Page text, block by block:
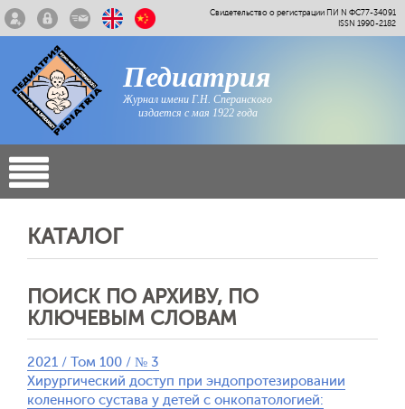
Свидетельство о регистрации ПИ N ФС77-34091
ISSN 1990-2182
Педиатрия
Журнал имени Г.Н. Сперанского
издается с мая 1922 года
КАТАЛОГ
ПОИСК ПО АРХИВУ, ПО
КЛЮЧЕВЫМ СЛОВАМ
2021 / Том 100 / № 3
Хирургический доступ при эндопротезировании
коленного сустава у детей с онкопатологией: